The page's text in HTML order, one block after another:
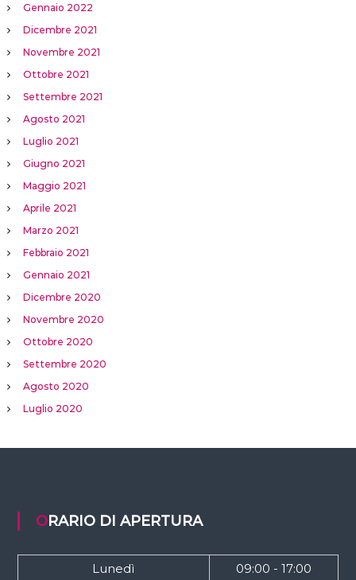
Gennaio 2022
Dicembre 2021
Novembre 2021
Ottobre 2021
Settembre 2021
Agosto 2021
Luglio 2021
Giugno 2021
Maggio 2021
Aprile 2021
Marzo 2021
Febbraio 2021
Gennaio 2021
Dicembre 2020
Novembre 2020
Ottobre 2020
Settembre 2020
Agosto 2020
Luglio 2020
ORARIO DI APERTURA
Lunedì
09:00 - 17:00